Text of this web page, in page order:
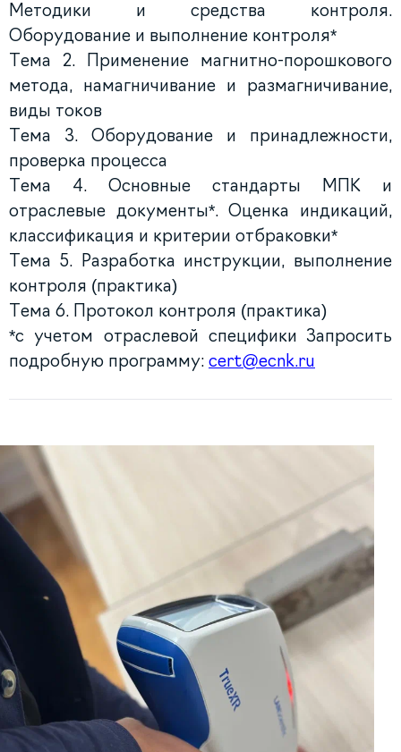
Методики и средства контроля.
Оборудование и выполнение контроля*
Тема 2. Применение магнитно-порошкового
метода, намагничивание и размагничивание,
виды токов
Тема 3. Оборудование и принадлежности,
проверка процесса
Тема 4. Основные стандарты МПК и
отраслевые документы*. Оценка индикаций,
классификация и критерии отбраковки*
Тема 5. Разработка инструкции, выполнение
контроля (практика)
Тема 6. Протокол контроля (практика)
*с учетом отраслевой специфики
Запросить
подробную программу: cert@ecnk.ru